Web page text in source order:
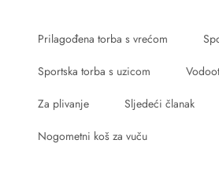
Prilagođena torba s vrećom
Sportska torba s uzicom
Za plivanje Sljedeći članak
Nogometni koš za vuču